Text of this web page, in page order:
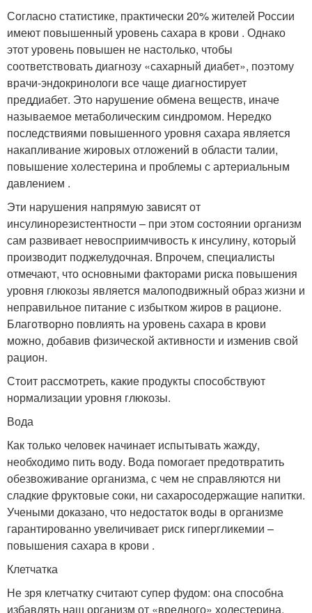
Согласно статистике, практически 20% жителей России
имеют повышенный уровень сахара в крови . Однако
этот уровень повышен не настолько, чтобы
соответствовать диагнозу «сахарный диабет», поэтому
врачи-эндокринологи все чаще диагностирует
преддиабет. Это нарушение обмена веществ, иначе
называемое метаболическим синдромом. Нередко
последствиями повышенного уровня сахара является
накапливание жировых отложений в области талии,
повышение холестерина и проблемы с артериальным
давлением .
Эти нарушения напрямую зависят от
инсулинорезистентности – при этом состоянии организм
сам развивает невосприимчивость к инсулину, который
производит поджелудочная. Впрочем, специалисты
отмечают, что основными факторами риска повышения
уровня глюкозы является малоподвижный образ жизни и
неправильное питание с избытком жиров в рационе.
Благотворно повлиять на уровень сахара в крови
можно, добавив физической активности и изменив свой
рацион.
Стоит рассмотреть, какие продукты способствуют
нормализации уровня глюкозы.
Вода
Как только человек начинает испытывать жажду,
необходимо пить воду. Вода помогает предотвратить
обезвоживание организма, с чем не справляются ни
сладкие фруктовые соки, ни сахаросодержащие напитки.
Учеными доказано, что недостаток воды в организме
гарантированно увеличивает риск гипергликемии –
повышения сахара в крови .
Клетчатка
Не зря клетчатку считают супер фудом: она способна
избавлять наш организм от «вредного» холестерина,